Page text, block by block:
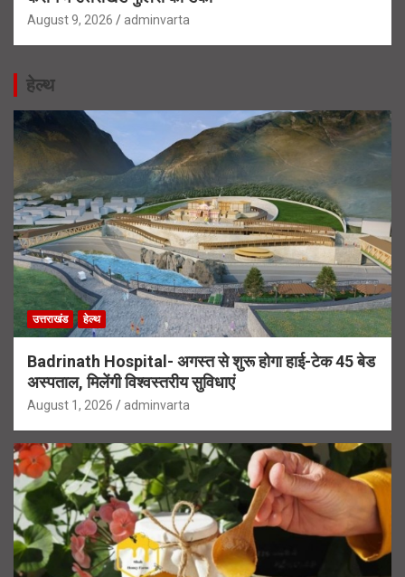
August 9, 2026 adminvarta
हेल्थ
उत्तराखंड हेल्थ
Badrinath Hospital- अगस्त से शुरू होगा हाई-टेक 45 बेड
अस्पताल, मिलेंगी विश्वस्तरीय सुविधाएं
August 1, 2026 adminvarta